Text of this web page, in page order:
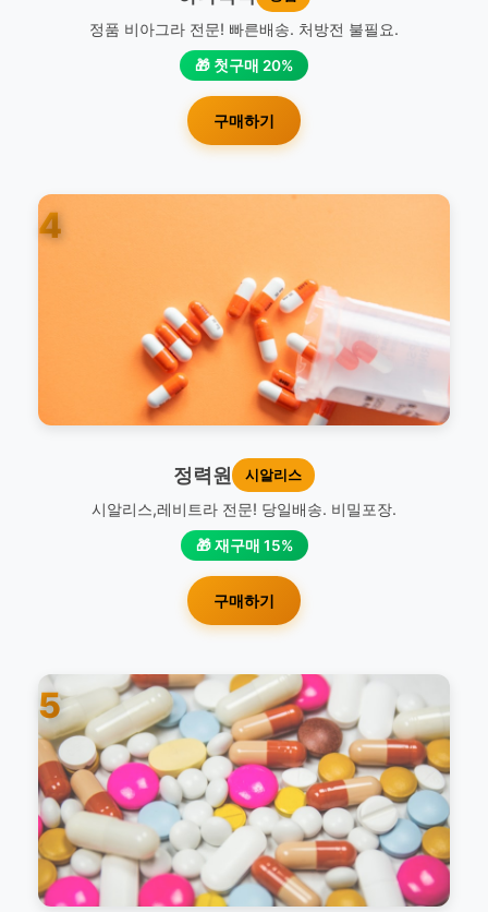
정품 비아그라 전문! 빠른배송. 처방전 불필요.
🎁 첫구매 20%
구매하기
4
정력원 시알리스
시알리스,레비트라 전문! 당일배송. 비밀포장.
🎁 재구매 15%
구매하기
5